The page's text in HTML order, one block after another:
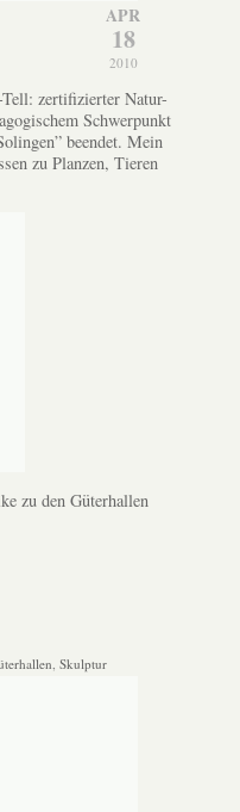
APR
18
2010
zertifizierter Natur-
Schwerpunkt
beendet. Mein
zu Planzen, Tieren
zu den Güterhallen
, Skulptur